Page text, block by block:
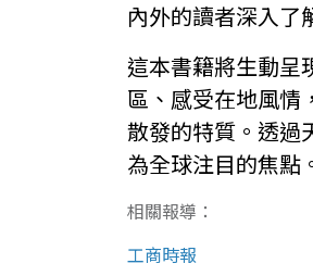
內外的讀者深入了
這本書籍將生動呈
區、感受在地風情
散發的特質。透過
為全球注目的焦點
相關報導：
工商時報